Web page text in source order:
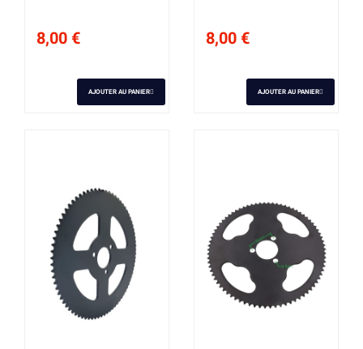
8,00 €
AJOUTER AU PANIER
8,00 €
AJOUTER AU PANIER